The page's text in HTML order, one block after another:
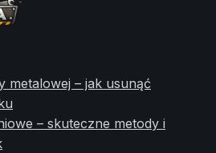
metalowej – jak usunąć
– skuteczne metody i